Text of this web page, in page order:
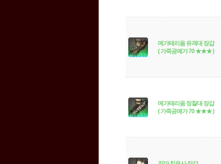
메가테리움 유격대 장갑
( 가죽공예가 70 ★★★ )
메가테리움 정찰대 장갑
( 가죽공예가 70 ★★★ )